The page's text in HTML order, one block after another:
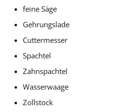
feine Säge
Gehrungslade
Cuttermesser
Spachtel
Zahnspachtel
Wasserwaage
Zollstock